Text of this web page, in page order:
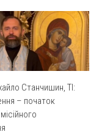
здоров’я
Станчишин, ТІ:
– початок